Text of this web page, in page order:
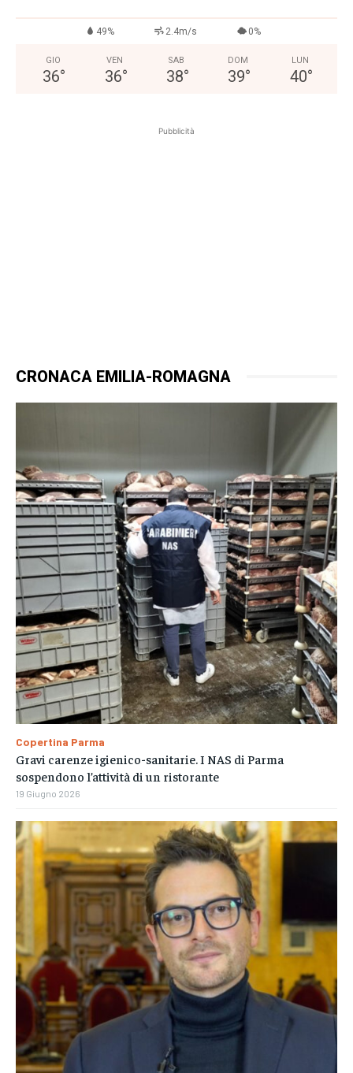
49% 2.4m/s 0%
GIO
36°
VEN
36°
SAB
38°
DOM
39°
LUN
40°
Pubblicità
CRONACA EMILIA-ROMAGNA
Copertina Parma
Gravi carenze igienico-sanitarie. I NAS di Parma
sospendono l’attività di un ristorante
19 Giugno 2026